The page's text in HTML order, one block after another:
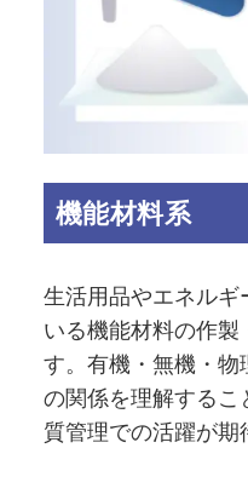
機能材料系
生活用品やエネルギ
いる機能材料の作製
す。有機・無機・物
の関係を理解するこ
質管理での活躍が期